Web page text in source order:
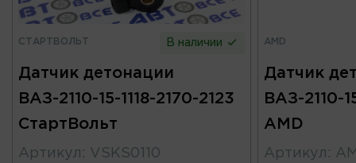
СТАРТВОЛЬТ В наличии
Датчик детонации
ВАЗ-2110-15-1118-2170-2123
СтартВольт
Артикул : VSKS0110
AMD
Датчик
ВАЗ-2110-
AMD
Артикул :